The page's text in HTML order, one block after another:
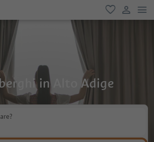
favoriti
user link
in Alto Adige